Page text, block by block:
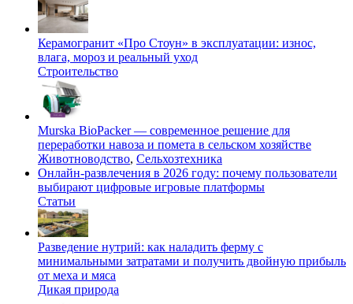
Керамогранит «Про Стоун» в эксплуатации: износ,
влага, мороз и реальный уход
Строительство
Murska BioPacker — современное решение для
переработки навоза и помета в сельском хозяйстве
Животноводство, Сельхозтехника
Онлайн-развлечения в 2026 году: почему пользователи
выбирают цифровые игровые платформы
Статьи
Разведение нутрий: как наладить ферму с
минимальными затратами и получить двойную прибыль
от меха и мяса
Дикая природа